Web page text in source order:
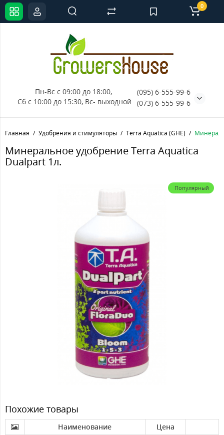
Пн-Вс с 09:00 до 18:00,
Сб с 10:00 до 15:30, Вс- выходной
(095) 6-555-99-6
(073) 6-555-99-6
0
Главная Удобрения и стимуляторы Terra Aquatica (GHE)
Минеральное удобрение Terra Aquatica
Dualpart 1л.
Популярный
Похожие товары
Наименование
Цена